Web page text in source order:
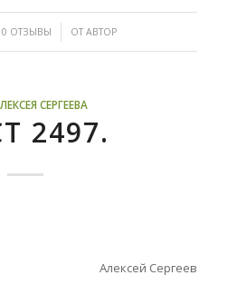
0 ОТЗЫВЫ
/ ОТАВТОР
СЕРГЕЕВА
2497.
Алексей Сергеев